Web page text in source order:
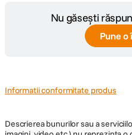
O incursiune in imaginile 4K
Nu găsești
Pune o
Informatii conformitate produs
Descrierea bunurilor sau a